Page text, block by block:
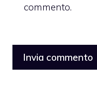
commento.